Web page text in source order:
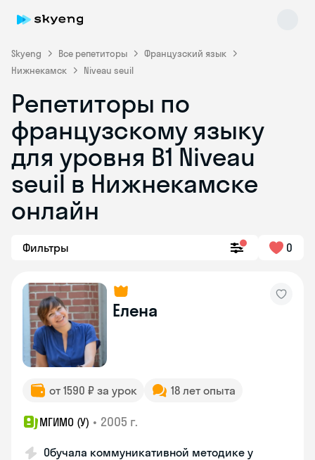
Skyeng Все репетиторы
Французский язык
Нижнекамск
Niveau seuil
Репетиторы по
французскому языку
для уровня B1 Niveau
seuil в Нижнекамске
онлайн
Фильтры 0
Елена
от 1590 ₽ за урок 18 лет опыта
МГИМО (У) • 2005 г.
Обучала коммуникативной методике у
Skyeng Chat